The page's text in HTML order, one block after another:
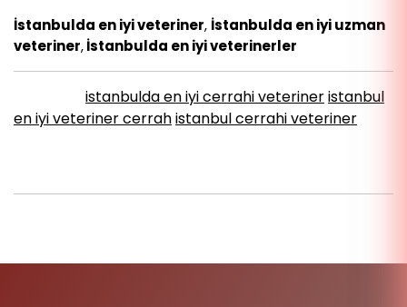
İstanbulda en iyi veteriner, İstanbulda en iyi uzman
veteriner,İstanbulda en iyi veterinerler
istanbulda en iyi cerrahi veterineristanbul
en iyi veteriner cerrahistanbul cerrahi veteriner